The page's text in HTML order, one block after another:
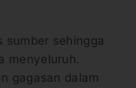
sumber sehingga
menyeluruh.
gagasan dalam